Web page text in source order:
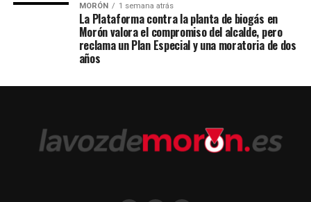
MORÓN 1 semana atrás
La Plataforma contra la planta de biogás en
Morón valora el compromiso del alcalde, pero
reclama un Plan Especial y una moratoria de dos
años